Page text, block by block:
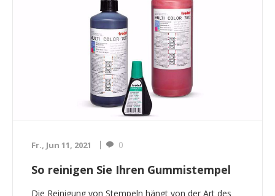
Fr., Jun 11, 2021 0
So reinigen Sie Ihren Gummistempel
Die Reinigung von Stempeln hängt von der Art des